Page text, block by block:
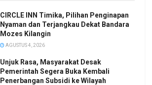
CIRCLE INN Timika, Pilihan Penginapan
Nyaman dan Terjangkau Dekat Bandara
Mozes Kilangin
AGUSTUS 4, 2026
Unjuk Rasa, Masyarakat Desak
Pemerintah Segera Buka Kembali
Penerbangan Subsidi ke Wilayah